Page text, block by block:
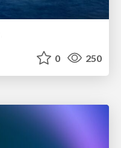
0 250